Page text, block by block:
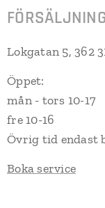
Lokgatan 5, 362
Öppet:
mån - tors 10-17
fre 10-16
Övrig tid endast
Boka service